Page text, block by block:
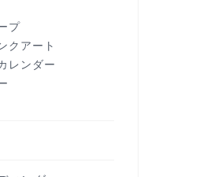
プ
クアート
レンダー